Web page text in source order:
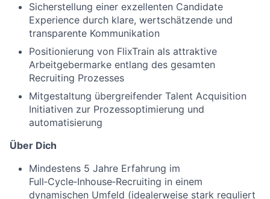
Sicherstellung einer exzellenten Candidate
Experience durch klare, wertschätzende und
transparente Kommunikation
Positionierung von FlixTrain als attraktive
Arbeitgebermarke entlang des gesamten
Recruiting Prozesses
Mitgestaltung übergreifender Talent Acquisition
Initiativen zur Prozessoptimierung und
automatisierung
Über Dich
Mindestens 5 Jahre Erfahrung im
Full‑Cycle‑Inhouse‑Recruiting in einem
dynamischen Umfeld (idealerweise stark reguliert